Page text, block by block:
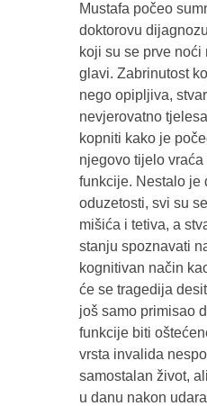
Mustafa počeo
doktorovu
koji su se prve
glavi. Zabrinutost
nego opipljiva,
nevjerovatno
kopniti kako je
njegovo tijelo
funkcije. Nestalo je
oduzetosti, svi su
mišića i tetiva, a
stanju spoznavati
kognitivan način
će se tragedija
još samo primisao
funkcije biti
vrsta invalida
samostalan život,
u danu nakon